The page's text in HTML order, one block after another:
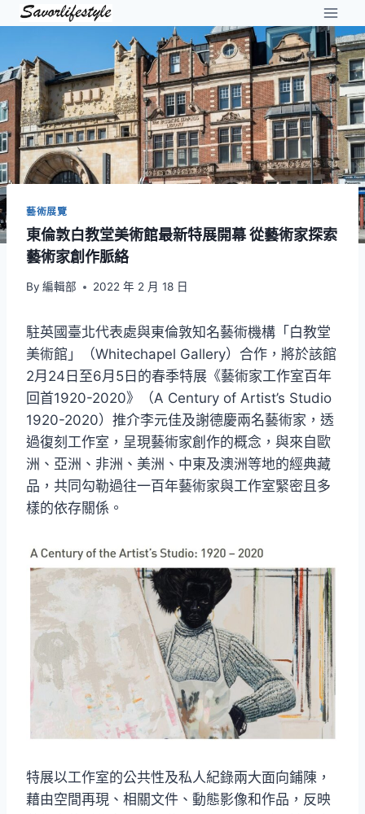
Skip
content
藝術展覽
東倫敦白教堂美術館最新特展開幕 從藝術家探索
藝術家創作脈絡
By 編輯部 2022 年 2 月 18 日
駐英國臺北代表處與東倫敦知名藝術機構「白教堂
美術館」（Whitechapel Gallery）合作，將於該館
2月24日至6月5日的春季特展《藝術家工作室百年
回首1920-2020》（A Century of Artist’s Studio
1920-2020）推介李元佳及謝德慶兩名藝術家，透
過復刻工作室，呈現藝術家創作的概念，與來自歐
洲、亞洲、非洲、美洲、中東及澳洲等地的經典藏
品，共同勾勒過往一百年藝術家與工作室緊密且多
樣的依存關係。
特展以工作室的公共性及私人紀錄兩大面向鋪陳，
藉由空間再現、相關文件、動態影像和作品，反映